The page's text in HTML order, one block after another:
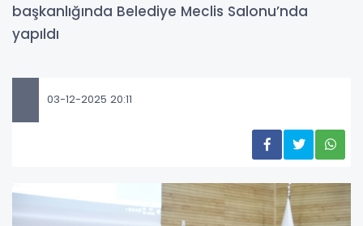
başkanlığında Belediye Meclis Salonu’nda
yapıldı
03-12-2025 20:11